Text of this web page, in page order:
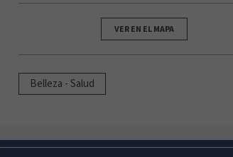
VER EN EL MAPA
Belleza - Salud